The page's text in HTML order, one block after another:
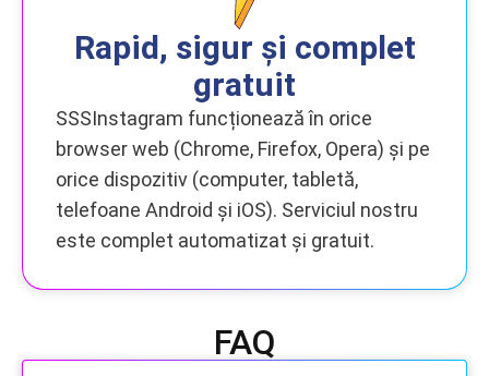
Rapid, sigur și complet
gratuit
SSSInstagram funcționează în orice
browser web (Chrome, Firefox, Opera) și pe
orice dispozitiv (computer, tabletă,
telefoane Android și iOS). Serviciul nostru
este complet automatizat și gratuit.
FAQ